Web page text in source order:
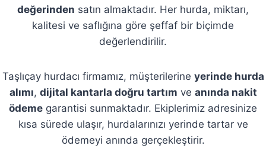
değerinden satın almaktadır. Her hurda, miktarı,
kalitesi ve saflığına göre şeffaf bir biçimde
değerlendirilir.
Taşlıçay hurdacı firmamız, müşterilerine yerinde hurda
alımı, dijital kantarla doğru tartım ve anında nakit
ödeme garantisi sunmaktadır. Ekiplerimiz adresinize
kısa sürede ulaşır, hurdalarınızı yerinde tartar ve
ödemeyi anında gerçekleştirir.